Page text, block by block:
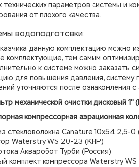
технических параметров системы и
от плохого качества.
водоподготовки:
данную комплектацию можно
комплектующие, тем самым
к системе можно заказать
для повышения давления, систему
уточняются после ознакомления
механической очистки дисковый 1''
компрессорная аэрационная
стекловолокна Canature 10х54 2,5-0
Waterstry WS 20-23 (КНР)
Акваробот Турби (Россия)
комплект компрессора Waterstry